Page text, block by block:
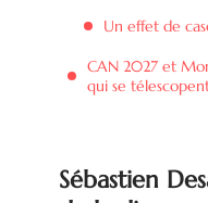
Un effet de
CAN 2027 et
qui se
Sébastien